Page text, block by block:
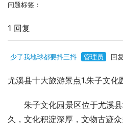
问题标签：
1 回复
少了我地球都要抖三抖 管理员 回
尤溪县十大旅游景点1.朱子文化
朱子文化园景区位于尤溪县
久，文化积淀深厚，文物古迹众